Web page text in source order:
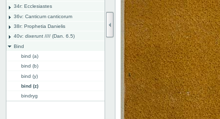
34r: Ecclesiastes
36v: Canticum canticorum
38r: Prophetia Danielis
40v: dixerunt //// (Dan. 6.5)
Bind
bind (a)
bind (b)
bind (y)
bind (z)
bindryg